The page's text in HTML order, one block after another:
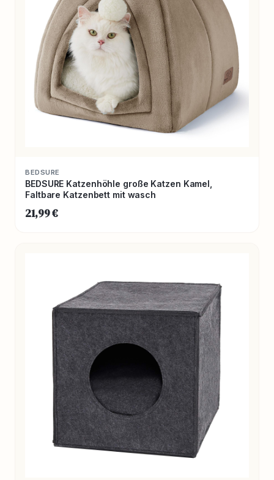
BEDSURE
BEDSURE Katzenhöhle große Katzen Kamel,
Faltbare Katzenbett mit wasch
21,99 €